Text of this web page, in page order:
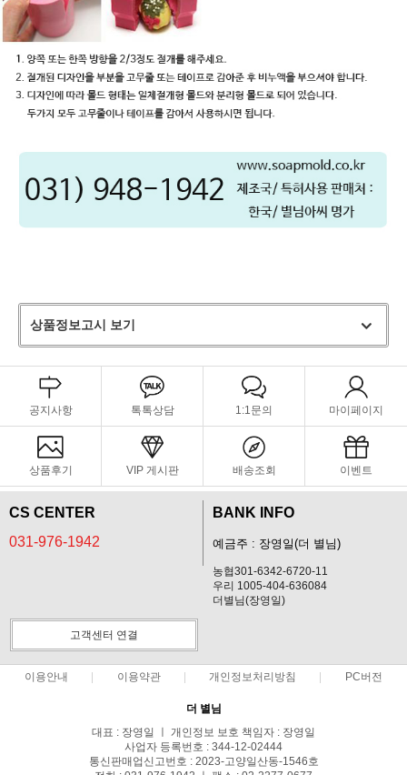
상품정보고시 보기
공지사항 톡톡상담 1:1문의 마이페이지
상품후기 VIP 게시판 배송조회 이벤트
CS CENTER
031-976-1942
BANK INFO
예금주 : 장영일(더 별님)
농협301-6342-6720-11
우리 1005-404-636084
더별님(장영일)
고객센터 연결
이용안내 이용약관 개인정보처리방침 PC버전
더 별님
대표 : 장영일 ㅣ 개인정보 보호 책임자 : 장영일
사업자 등록번호 : 344-12-02444
통신판매업신고번호 : 2023-고양일산동-1546호